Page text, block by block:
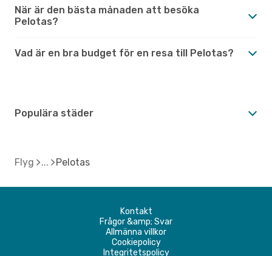
När är den bästa månaden att besöka
Pelotas?
Vad är en bra budget för en resa till Pelotas?
Populära städer
Flyg Pelotas
Kontakt
Frågor &amp; Svar
Allmänna villkor
Cookiepolicy
Integritetspolicy